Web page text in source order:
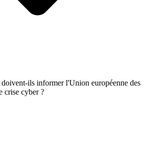
doivent-ils informer l'Union européenne des
crise cyber ?